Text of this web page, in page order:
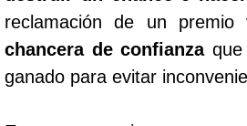
reclamación de un premio
chancera de confianzaque
ganado para evitar